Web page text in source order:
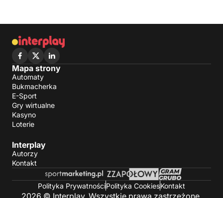
Mapa strony
Automaty
Bukmacherka
E-Sport
Gry wirtualne
Kasyno
Loterie
Interplay
Autorzy
Kontakt
Polityka PrywatnościPolityka CookiesKontakt
2026 © Interplay. Wszystkie prawa zastrzeżone.